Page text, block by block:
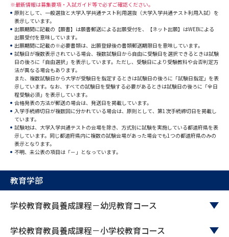
大学研究
大学で学べる内容や特徴を調べる
新増設大学・学部・学科特集
国際・グローバルに強い大学特
集
データサイエンス特集 奨学金・特待生制度特集
新学年スタート号特集ページ
（高3生用）
（高2生用）
※最新情報は募集要項・入試ガイド等で必ずご確認ください。
原則として、一般選抜と大学入学共通テスト利用選抜（大学入学共通テスト利用入試）を
表示しています。
出願期間に記載の【願書】は願書郵送による出願受付を、【ネット出願】はWEBによる
出願受付を意味しています。
出願期間に記載の※必要書類は、出願登録後の書類郵送期限日を意味しています。
試験日が複数表示されている場合、複数試験日から自由に受験日を選択できるときは試験
日の後ろに「自由選択」を表示しています。ただし、受験日により受験教科や合否判定方
法が異なる場合もあります。
また、複数試験日から大学が受験日を指定するときは試験日の後ろに「試験日指定」を表
示しています。なお、すべての試験日を受験する必要があるときは試験日の後ろに「全日
程受験必須」を表示しています。
合格発表の方法が郵送の場合は、発送日を掲載しています。
入学手続締切日が複数回に分かれている場合は、原則として、第1次手続締切日を掲載し
ています。
試験地は、大学入学共通テストの会場を除き、方式別に試験を実施している都道府県を表
示しています。同じ都道府県内に複数の試験会場があった場合でも1つの都道府県のみの
表示となります。
不明、未公表の項目は「－」となっています。
教育学部
学校教育教員養成課程－幼児教育コース
学校教育教員養成課程－小学校教育コース